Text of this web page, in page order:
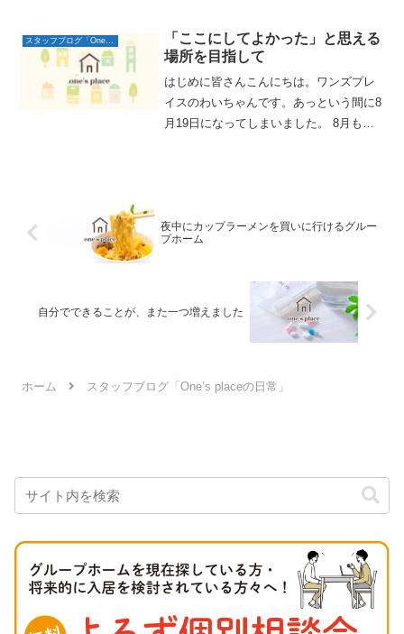
暮らしをされていた方です。60代後半に
なり、年齢的なことや持病を考えて「誰
スタッフブログ「One’s placeの日常」
「ここにしてよかった」と思える
場所を目指して
はじめに皆さんこんにちは。ワンズプレ
イスのわいちゃんです。あっという間に8
月19日になってしまいました。 8月も、
夜中にカップラーメンを買いに行けるグルー
プホーム
自分でできることが、また一つ増えました
ホーム スタッフブログ「One’s placeの日常」